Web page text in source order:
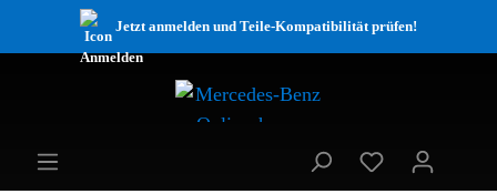
Jetzt anmelden und Teile-Kompatibilität prüfen!